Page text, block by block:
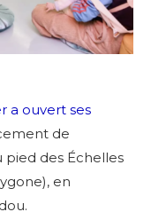
a ouvert ses
de
pied des Échelles
en